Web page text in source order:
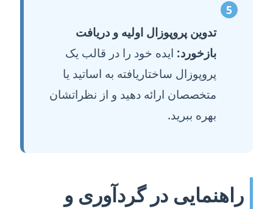
5
تدوین پروپوزال اولیه و دریافت
بازخورد: ایده خود را در قالب یک
پروپوزال ساختاریافته به اساتید یا
متخصصان ارائه دهید و از نظراتشان
بهره ببرید.
راهنمایی در گردآوری و